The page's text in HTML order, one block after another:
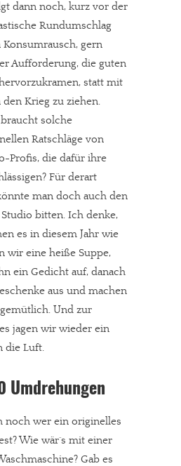
dann noch, kurz vor der
Rundumschlag
Konsumrausch, gern
Aufforderung, die guten
statt mit
Krieg zu ziehen.
solche
Ratschläge von
Profis, die dafür ihre
Für derart
man doch auch den
bitten. Ich denke,
es in diesem Jahr wie
wir eine heiße Suppe,
ein Gedicht auf, danach
aus und machen
Und zur
jagen wir wieder ein
die Luft.
Umdrehungen
noch wer ein originelles
Wie wär´s mit einer
Gab es